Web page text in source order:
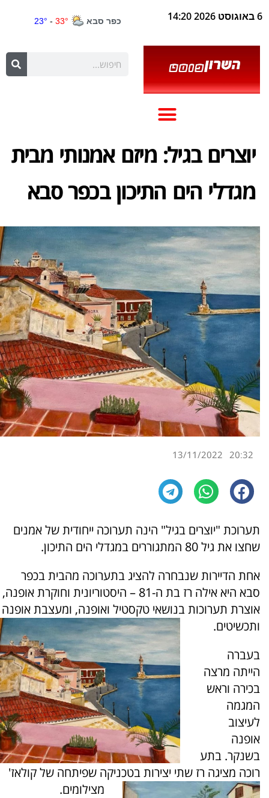
6 באוגוסט 2026 14:20
יוצרים בגיל: מיזם אמנותי מבית
מגדלי הים התיכון בכפר סבא
20:32
13/11/2022
תערוכת "יוצרים בגיל" הינה תערוכה ייחודית של אמנים
שחצו את גיל 80 המתגוררים במגדלי הים התיכון.
אחת הדיירות שנבחרה להציג בתערוכה מהבית בכפר
סבא היא אילה רז בת ה-81 – היסטוריונית וחוקרת אופנה,
אוצרת תערוכות בנושאי טקסטיל ואופנה, ומעצבת אופנה
ותכשיטים.
בעברה
הייתה מרצה
בכירה וראש
המגמה
לעיצוב
אופנה
בשנקר. בתע
רוכה מציגה רז שתי יצירות בטכניקה שפיתחה של קולאז'
מצילומים.